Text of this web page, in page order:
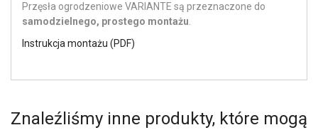
Przęsła ogrodzeniowe VARIANTE są przeznaczone do
samodzielnego, prostego montażu.
Instrukcja montażu (PDF)
Znaleźliśmy inne produkty, które mogą